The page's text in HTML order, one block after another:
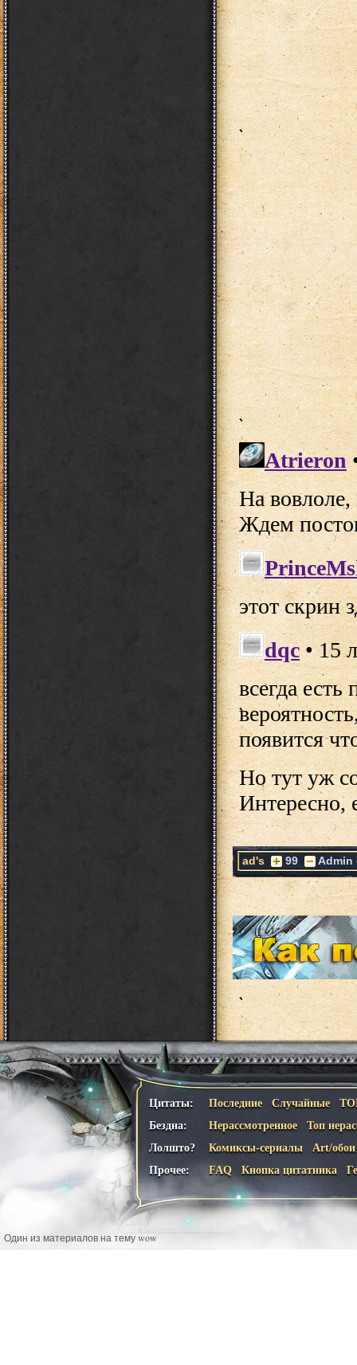
ad's 99 Admin
Цитаты: Последние Случайные
Бездна:
Нерассмотренное
Топ
Лолшто?
Комиксы-сериалы
Art/обои
Прочее:
FAQ Кнопка цитатника
Один из материалов на тему wow